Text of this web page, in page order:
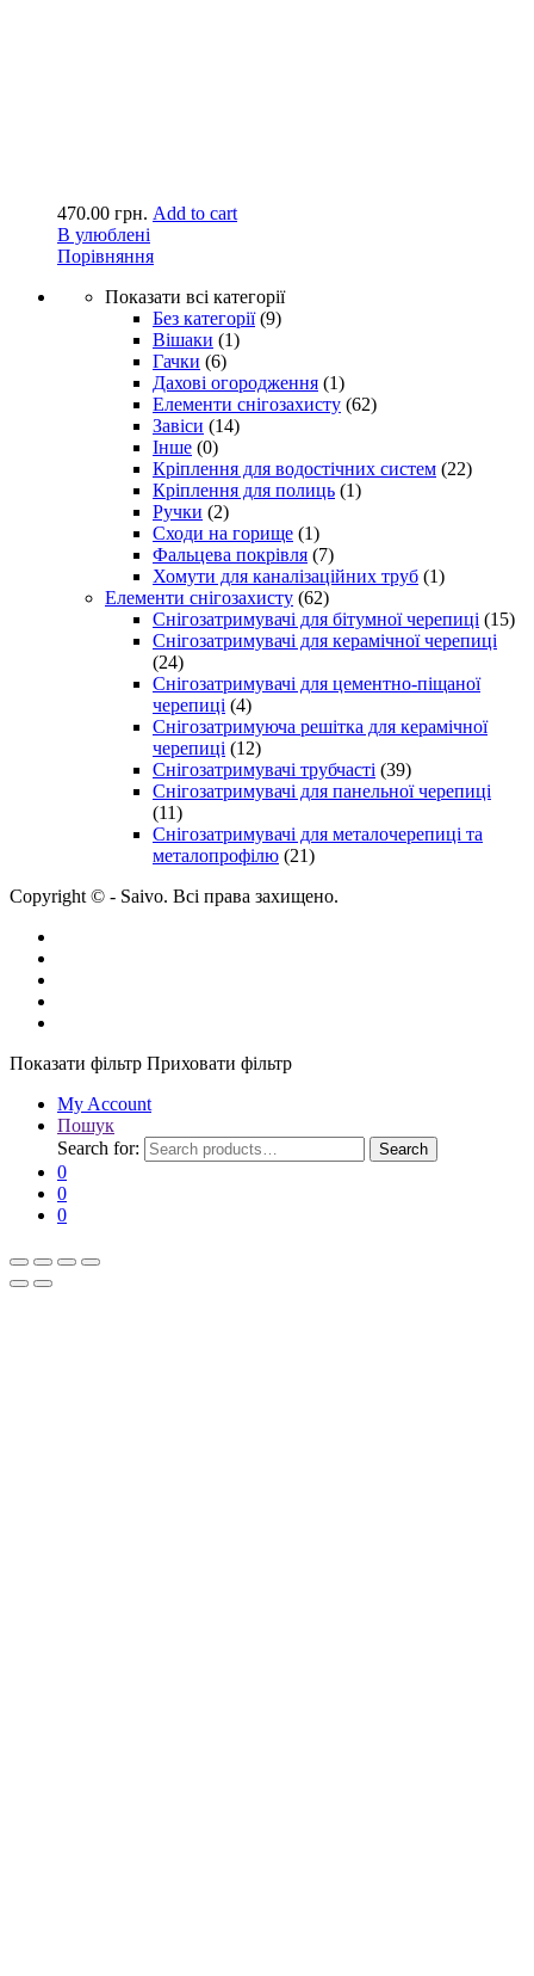
470.00 грн. Add to cart
В улюблені
Порівняння
Показати всі категорії
Без категорії (9)
Вішаки (1)
Гачки (6)
Дахові огородження (1)
Елементи снігозахисту (62)
Завіси (14)
Інше (0)
Кріплення для водостічних систем (22)
Кріплення для полиць (1)
Ручки (2)
Сходи на горище (1)
Фальцева покрівля (7)
Хомути для каналізаційних труб (1)
Елементи снігозахисту (62)
Снігозатримувачі для бітумної черепиці (15)
Снігозатримувачі для керамічної черепиці
(24)
Снігозатримувачі для цементно-піщаної
черепиці (4)
Снігозатримуюча решітка для керамічної
черепиці (12)
Снігозатримувачі трубчасті (39)
Снігозатримувачі для панельної черепиці
(11)
Снігозатримувачі для металочерепиці та
металопрофілю (21)
Copyright © - Saivo. Всі права захищено.
Показати фільтр Приховати фільтр
My Account
Пошук
Search for:
Search
0
0
0